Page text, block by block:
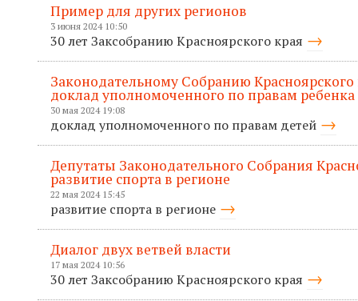
Пример для других регионов
3 июня 2024 10:50
30 лет Заксобранию Красноярского края
Законодательному Собранию
доклад уполномоченного по правам ребенка
30 мая 2024 19:08
доклад уполномоченного по правам детей
Депутаты Законодательного Собрания
развитие спорта в регионе
22 мая 2024 15:45
развитие спорта в регионе
Диалог двух ветвей власти
17 мая 2024 10:56
30 лет Заксобранию Красноярского края